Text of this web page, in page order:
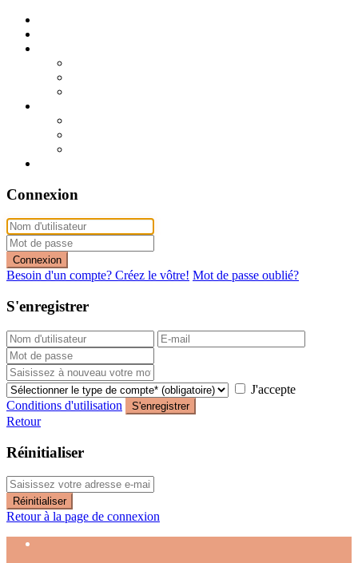
Connexion
Connexion
Besoin d'un compte? Créez le vôtre! Mot de passe oublié?
S'enregistrer
J'accepte
Conditions d'utilisation
S'enregistrer
Retour
Réinitialiser
Réinitialiser
Retour à la page de connexion